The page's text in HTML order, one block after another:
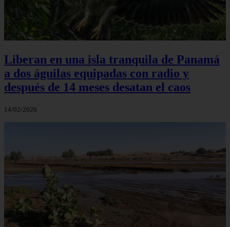
Liberan en una isla tranquila de Panamá
a dos águilas equipadas con radio y
después de 14 meses desatan el caos
14/02/2026